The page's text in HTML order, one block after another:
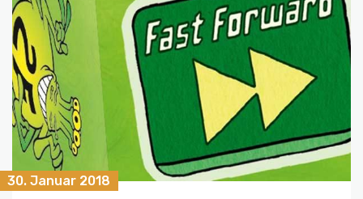
30. Januar 2018